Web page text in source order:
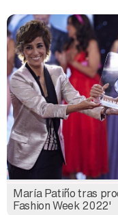
María Patiño tras
Fashion Week 2022'